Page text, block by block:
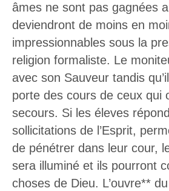
âmes ne sont pas gagnées
deviendront de moins en
impressionnables sous la
religion formaliste. Le
avec son Sauveur tandis
porte des cours de ceux qui
secours. Si les éleves
sollicitations de l’Esprit,
de pénétrer dans leur cour,
sera illuminé et ils pourront
choses de Dieu. L’ouvre**